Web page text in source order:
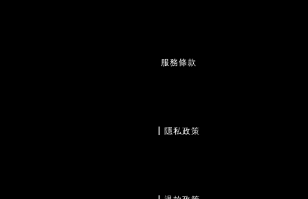
服務條款
隱私政策